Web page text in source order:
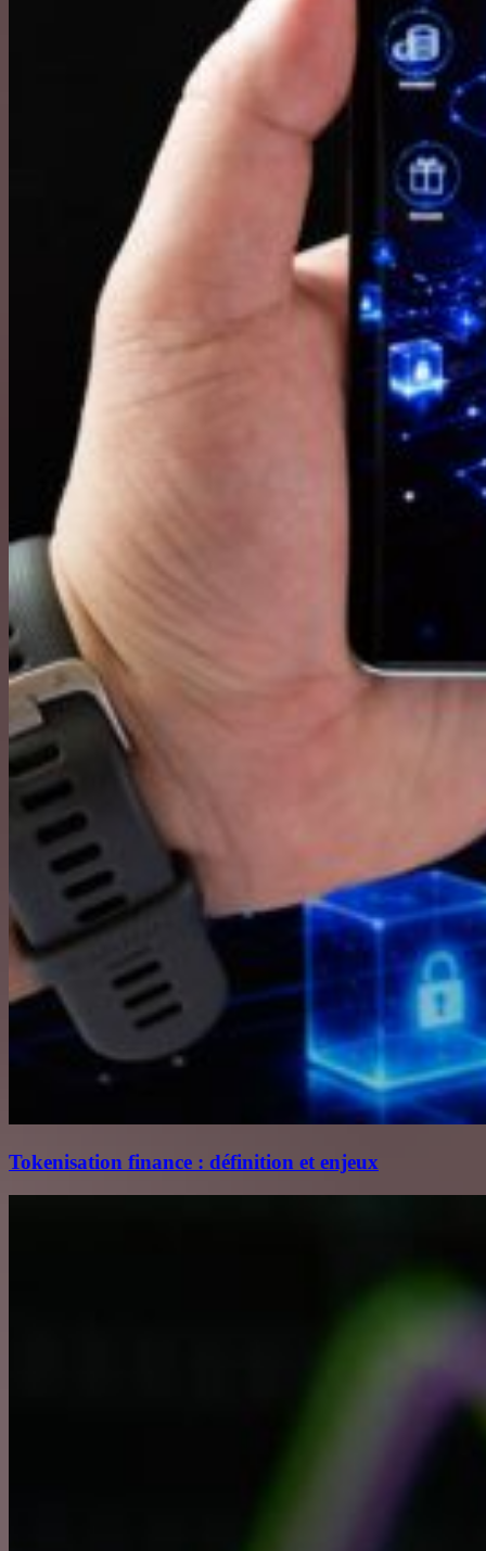
Tokenisation finance : définition et enjeux